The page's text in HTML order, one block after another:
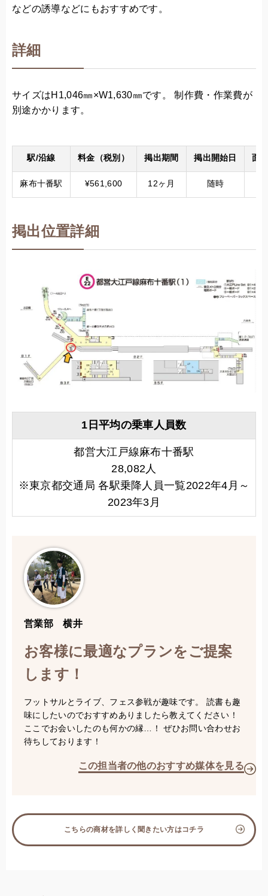
などの誘導などにもおすすめです。
詳細
サイズはH1,046㎜×W1,630㎜​です。 制作費・作業費が
別途かかります。
駅/沿線 料金（税別） 掲出期間 掲出開始日 面
麻布十番駅 ¥561,600 12ヶ月 随時
掲出位置詳細
1日平均の乗車人員数
都営大江戸線麻布十番駅
28,082人
※東京都交通局 各駅乗降人員一覧2022年4月～
2023年3月
営業部 横井
お客様に最適なプランをご提案
します！
フットサルとライブ、フェス参戦が趣味です。 読書も趣
味にしたいのでおすすめありましたら教えてください！
ここでお会いしたのも何かの縁…！ ぜひお問い合わせお
待ちしております！
この担当者の他のおすすめ媒体を見る
こちらの商材を詳しく聞きたい方はコチラ